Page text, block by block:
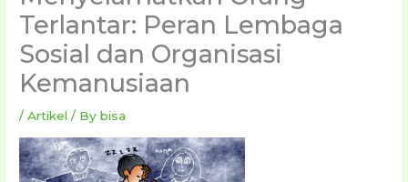
Terlantar: Peran Lembaga
Sosial dan Organisasi
Kemanusiaan
/Artikel / Bybisa